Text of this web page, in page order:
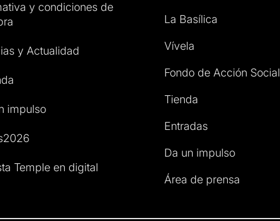
y condiciones de
y Actualidad
impulso
Temple en digital
La Basílica
Vívela
Fondo de Acción Social
Tienda
Entradas
Da un impulso
Área de prensa